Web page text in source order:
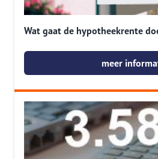
Wat gaat de hypotheekrente
meer